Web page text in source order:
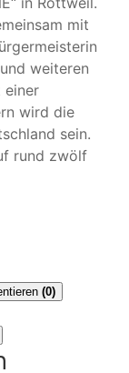
mit
weiteren
einer
wird die
sein.
rund zwölf
(0)